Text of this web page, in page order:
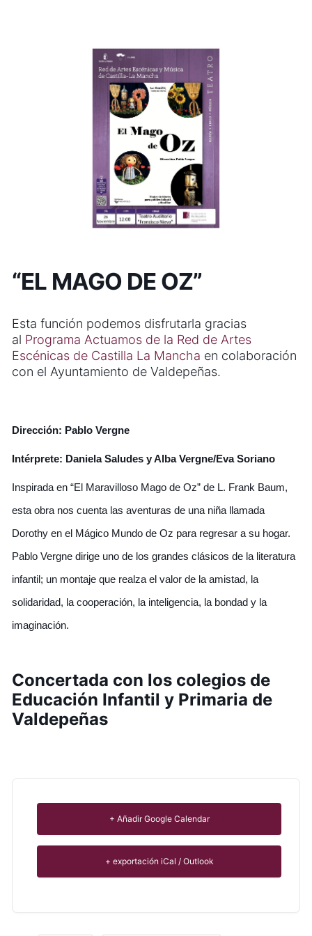
“EL MAGO DE OZ”
Esta función podemos disfrutarla gracias
al Programa Actuamos de la Red de Artes
Escénicas de Castilla La Mancha en colaboración
con el Ayuntamiento de Valdepeñas.
Dirección: Pablo Vergne
Intérprete: Daniela Saludes y Alba Vergne/Eva Soriano
Inspirada en “El Maravilloso Mago de Oz” de L. Frank Baum,
esta obra nos cuenta las aventuras de una niña llamada
Dorothy en el Mágico Mundo de Oz para regresar a su hogar.
Pablo Vergne dirige uno de los grandes clásicos de la literatura
infantil; un montaje que realza el valor de la amistad, la
solidaridad, la cooperación, la inteligencia, la bondad y la
imaginación.
Concertada con los colegios de
Educación Infantil y Primaria de
Valdepeñas
+ Añadir Google Calendar
+ exportación iCal / Outlook